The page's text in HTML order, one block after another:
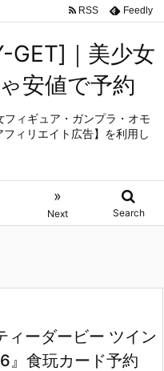
GET]｜美少女
安値で予約
フィギュア・ガンプラ・オモ
ィリエイト広告】を利用し
»
Next Search
RSS Feedly
ィーダービー ツイン
』食玩カード予約